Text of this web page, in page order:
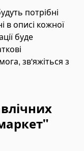
потрібні
в описі кожної
буде
зв'яжіться з